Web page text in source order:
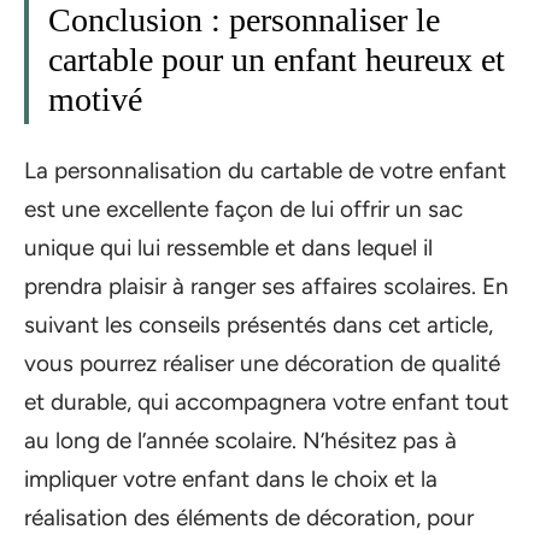
Conclusion : personnaliser le
cartable pour un enfant heureux et
motivé
La personnalisation du cartable de votre enfant
est une excellente façon de lui offrir un sac
unique qui lui ressemble et dans lequel il
prendra plaisir à ranger ses affaires scolaires. En
suivant les conseils présentés dans cet article,
vous pourrez réaliser une décoration de qualité
et durable, qui accompagnera votre enfant tout
au long de l’année scolaire. N’hésitez pas à
impliquer votre enfant dans le choix et la
réalisation des éléments de décoration, pour